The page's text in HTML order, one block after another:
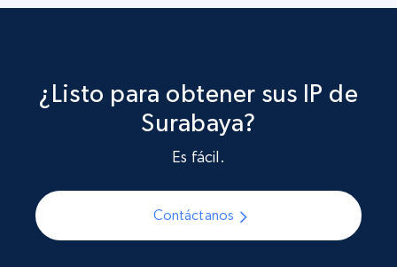
¿Listo para obtener sus IP de
Surabaya?
Es fácil.
Contáctanos